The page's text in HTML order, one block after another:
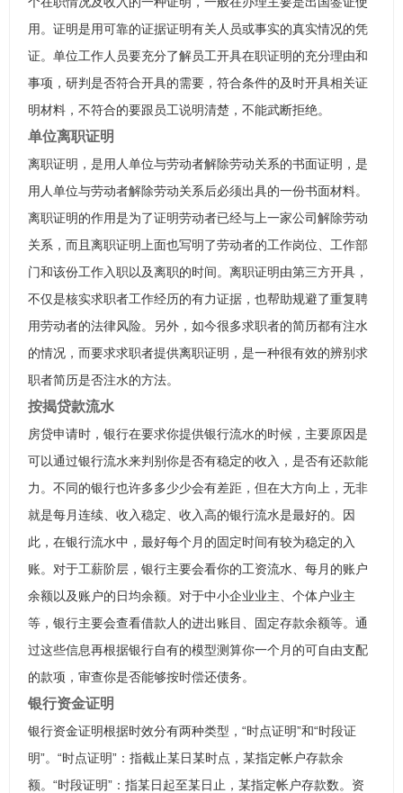
用。证明是用可靠的证据证明有关人员或事实的真实情况的凭
证。单位工作人员要充分了解员工开具在职证明的充分理由和
事项，研判是否符合开具的需要，符合条件的及时开具相关证
明材料，不符合的要跟员工说明清楚，不能武断拒绝。
单位离职证明
离职证明，是用人单位与劳动者解除劳动关系的书面证明，是
用人单位与劳动者解除劳动关系后必须出具的一份书面材料。
离职证明的作用是为了证明劳动者已经与上一家公司解除劳动
关系，而且离职证明上面也写明了劳动者的工作岗位、工作部
门和该份工作入职以及离职的时间。离职证明由第三方开具，
不仅是核实求职者工作经历的有力证据，也帮助规避了重复聘
用劳动者的法律风险。另外，如今很多求职者的简历都有注水
的情况，而要求求职者提供离职证明，是一种很有效的辨别求
职者简历是否注水的方法。
按揭贷款流水
房贷申请时，银行在要求你提供银行流水的时候，主要原因是
可以通过银行流水来判别你是否有稳定的收入，是否有还款能
力。不同的银行也许多多少少会有差距，但在大方向上，无非
就是每月连续、收入稳定、收入高的银行流水是最好的。因
此，在银行流水中，最好每个月的固定时间有较为稳定的入
账。对于工薪阶层，银行主要会看你的工资流水、每月的账户
余额以及账户的日均余额。对于中小企业业主、个体户业主
等，银行主要会查看借款人的进出账目、固定存款余额等。通
过这些信息再根据银行自有的模型测算你一个月的可自由支配
的款项，审查你是否能够按时偿还债务。
银行资金证明
银行资金证明根据时效分有两种类型，“时点证明”和“时段证
明”。“时点证明”：指截止某日某时点，某指定帐户存款余
额。“时段证明”：指某日起至某日止，某指定帐户存款数。资